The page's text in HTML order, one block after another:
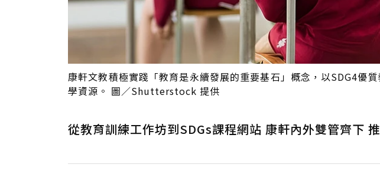
康軒文教積極實踐「教育是永續發展的重要基石」概念，以SDG4優
學資源。 圖／Shutterstock 提供
從教育訓練工作坊到SDGs課程網站 康軒內外雙管齊下